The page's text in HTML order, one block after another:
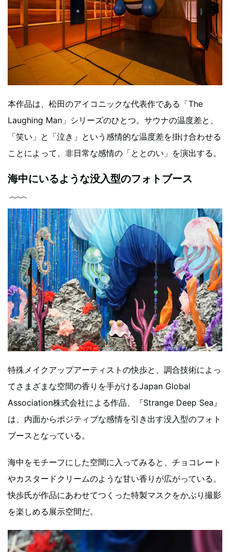
本作品は、松田のアイコニックな代表作である「The
Laughing Man」シリーズのひとつ。サウナの温度差と、
「笑い」と「泣き」という感情的な温度差を掛け合わせる
ことによって、非日常な感情の「ととのい」を演出する。
海中にいるような没入型のフォトブース
特殊メイクアップアーティストの快歩と、調合技術によっ
てさまざまな空間の香りを手がけるJapan Global
Association株式会社による作品、『Strange Deep Sea』
は、内面からポジティブな感情を引き出す没入型のフォト
ブースとなっている。
海中をモチーフにした空間に入ってみると、チョコレート
やカスタードクリームのような甘い香りが広がっている。
快歩氏が作品にあわせてつくった特製マスクをかぶり撮影
を楽しめる展示空間だ。